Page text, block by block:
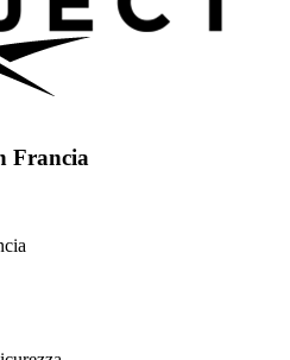
Francia